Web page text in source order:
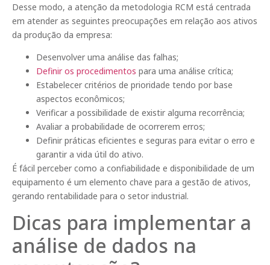
Desse modo, a atenção da metodologia RCM está centrada
em atender as seguintes preocupações em relação aos ativos
da produção da empresa:
Desenvolver uma análise das falhas;
Definir os procedimentos para uma análise crítica;
Estabelecer critérios de prioridade tendo por base
aspectos econômicos;
Verificar a possibilidade de existir alguma recorrência;
Avaliar a probabilidade de ocorrerem erros;
Definir práticas eficientes e seguras para evitar o erro e
garantir a vida útil do ativo.
É fácil perceber como a confiabilidade e disponibilidade de um
equipamento é um elemento chave para a gestão de ativos,
gerando rentabilidade para o setor industrial.
Dicas para implementar a
análise de dados na